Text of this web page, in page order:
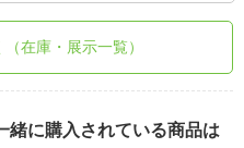
在庫・展示一覧）
緒に購入されている商品は